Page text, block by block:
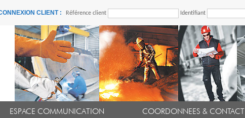
CLIENT : Référence client Identifiant
ESPACE COMMUNICATION COORDONNEES & CONTACT